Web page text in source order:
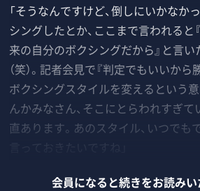
「そうなんですけど、倒しにいかなか
シングしたとか、ここまで言われると
来の自分のボクシングだから』と言
（笑）。記者会見で『判定でもいいから
ボクシングスタイルを変えるという
んかみなさん、そこにとらわれすぎ
直あります。あのスタイル、いつでも
会員になると続きをお読みい